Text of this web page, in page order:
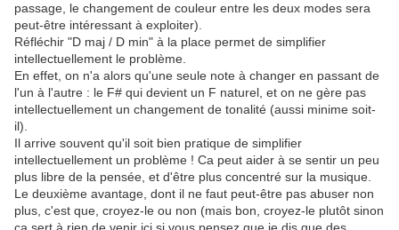
passage, le changement de couleur entre les deux modes sera
peut-être intéressant à exploiter).
Réfléchir "D maj / D min" à la place permet de simplifier
intellectuellement le problème.
En effet, on n'a alors qu'une seule note à changer en passant de
l'un à l'autre : le F# qui devient un F naturel, et on ne gère pas
intellectuellement un changement de tonalité (aussi minime soit-
il).
Il arrive souvent qu'il soit bien pratique de simplifier
intellectuellement un problème ! Ca peut aider à se sentir un peu
plus libre de la pensée, et d'être plus concentré sur la musique.
Le deuxième avantage, dont il ne faut peut-être pas abuser non
plus, c'est que, croyez-le ou non (mais bon, croyez-le plutôt sinon